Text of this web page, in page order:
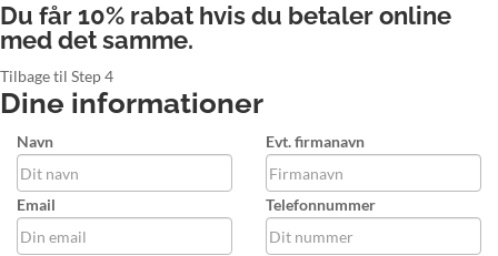
Du får 10% rabat hvis du betaler online
med det samme.
Tilbage til Step 4
Dine informationer
Navn Evt. firmanavn
Email Telefonnummer